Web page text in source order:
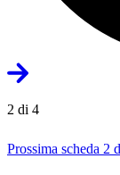
2 di 4
Prossima scheda 2